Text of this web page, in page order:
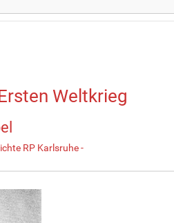
Weltkrieg
RP Karlsruhe -